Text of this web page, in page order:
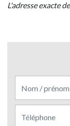
L'adresse exacte